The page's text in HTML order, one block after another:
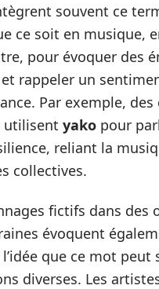
souvent ce
ce soit en musique,
pour évoquer des
rappeler un
Par exemple,
utilisent yako pour
reliant la
collectives.
fictifs dans des
évoquent
que ce mot peut
diverses. Les